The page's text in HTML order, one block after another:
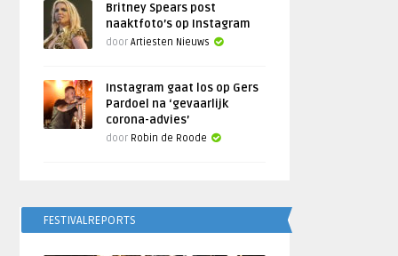
Britney Spears post
naaktfoto’s op Instagram
doorArtiesten Nieuws
Instagram gaat los op Gers
Pardoel na ‘gevaarlijk
corona-advies’
door Robin de Roode
FESTIVALREPORTS